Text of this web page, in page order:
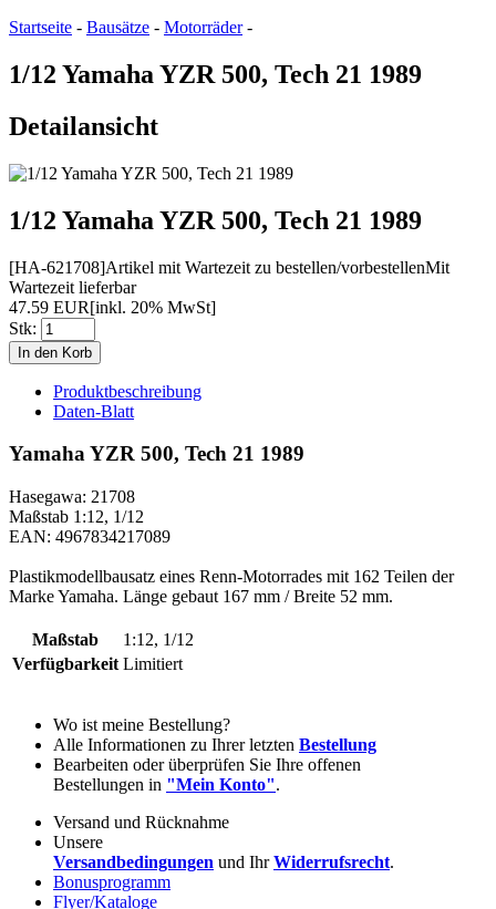
Startseite - Bausätze - Motorräder-
1/12 Yamaha YZR 500, Tech 21 1989
Detailansicht
1/12 Yamaha YZR 500, Tech 21 1989
[HA-621708]Artikel mit Wartezeit zu bestellen/vorbestellenMit
Wartezeit lieferbar
47.59 EUR[inkl. 20% MwSt]
Stk:
Produktbeschreibung
Daten-Blatt
Yamaha YZR 500, Tech 21 1989
Hasegawa: 21708
Maßstab 1:12, 1/12
EAN: 4967834217089
Plastikmodellbausatz eines Renn-Motorrades mit 162 Teilen der
Marke Yamaha. Länge gebaut 167 mm / Breite 52 mm.
Maßstab
1:12, 1/12
Verfügbarkeit Limitiert
Wo ist meine Bestellung?
Alle Informationen zu Ihrer letzten Bestellung
Bearbeiten oder überprüfen Sie Ihre offenen
Bestellungen in "Mein Konto".
Versand und Rücknahme
Unsere
Versandbedingungen und IhrWiderrufsrecht.
Bonusprogramm
Flyer/Kataloge